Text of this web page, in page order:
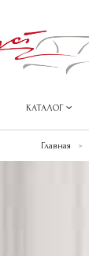
КАТАЛОГ
Главная